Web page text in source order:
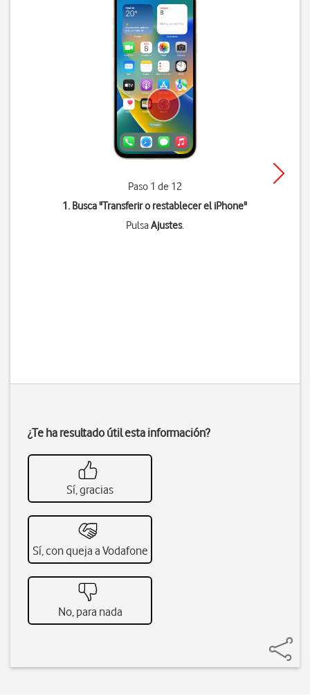
Paso 1 de 12
1. Busca "Transferir o restablecer el iPhone"
PulsaAjustes.
¿Te ha resultado útil esta información?
Sí, gracias
Sí, con queja a Vodafone
No, para nada